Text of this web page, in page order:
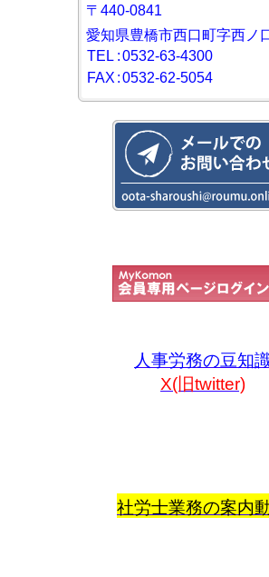
〒440-0841
愛知県豊橋市西口町字西ノ
TEL :0532-63-4300
FAX :0532-62-5054
人事労務の豆知
X(旧twitter)
社労士業務の案内